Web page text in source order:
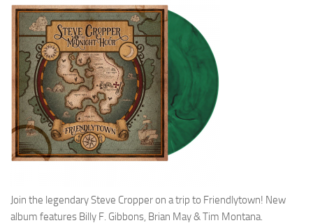
Join the legendary Steve Cropper on a trip to Friendlytown! New
album features Billy F. Gibbons, Brian May & Tim Montana.